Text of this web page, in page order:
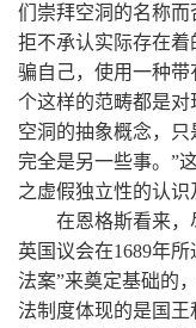
们崇拜空洞的名称而
拒不承认实际存在
骗自己，使用一种
个这样的范畴都是
空洞的抽象概念，
完全是另一些事。”
之虚假独立性的认识
在恩格斯看来，
英国议会在1689年
法案”来奠定基础的
法制度体现的是国